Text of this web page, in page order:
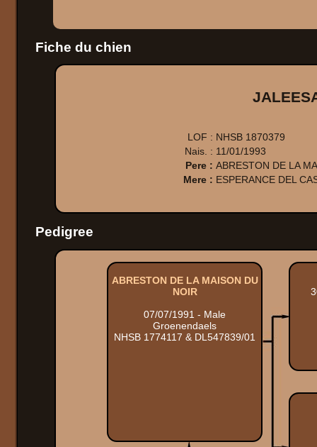
Fiche du chien
LOF : NHSB 1870379
Nais. : 11/01/1993
Pere : ABRESTON DE LA
Mere : ESPERANCE DEL
Pedigree
ABRESTON DE LA MAISON DU
NOIR
07/07/1991 - Male
Groenendaels
NHSB 1774117 & DL547839/01